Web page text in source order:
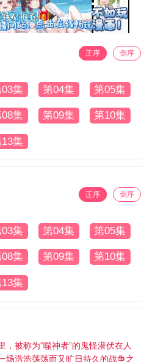
正序 倒序
集 第04集 第05集
集 第09集 第10集
集
正序 倒序
集 第04集 第05集
集 第09集 第10集
集
被称为“噬神者”的鬼怪潜伏在人
场浩浩荡荡而又旷日持久的战争之